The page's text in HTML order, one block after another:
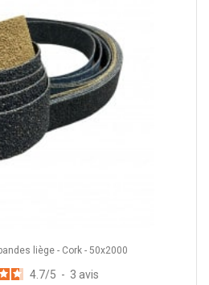
liège - Cork - 50x2000
4.7/5 - 3 avis